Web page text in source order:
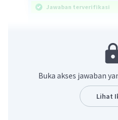
Jawaban terverifikasi
pilihan jawaban yang
m = 50 gram
Buka akses jawaban
Lihat